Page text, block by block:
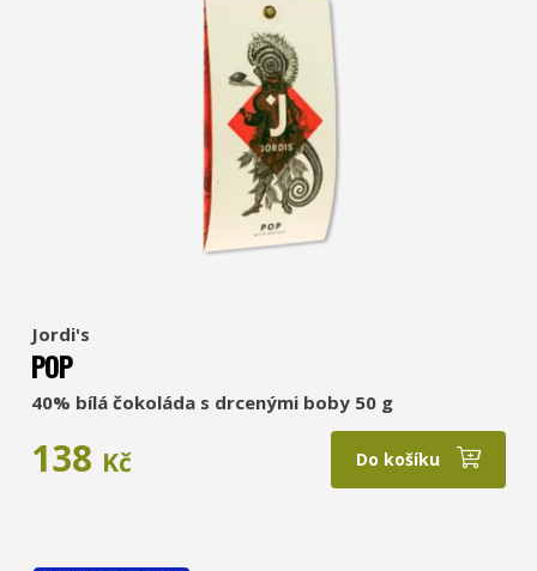
Jordi's
POP
40% bílá čokoláda s drcenými boby 50 g
138 Kč Do košíku